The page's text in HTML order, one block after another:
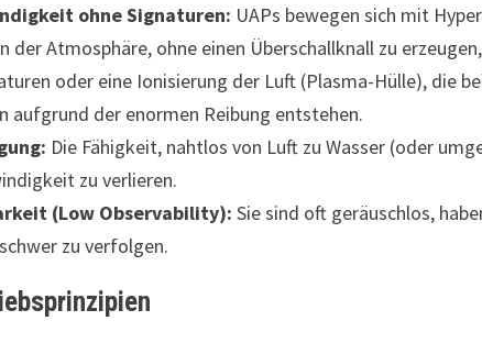
ohne Signaturen: UAPs bewegen sich mit
der Atmosphäre, ohne einen Überschallknall zu
oder eine Ionisierung der Luft (Plasma-Hülle), die
aufgrund der enormen Reibung entstehen.
Die Fähigkeit, nahtlos von Luft zu Wasser (oder
zu verlieren.
(Low Observability): Sie sind oft geräuschlos,
zu verfolgen.